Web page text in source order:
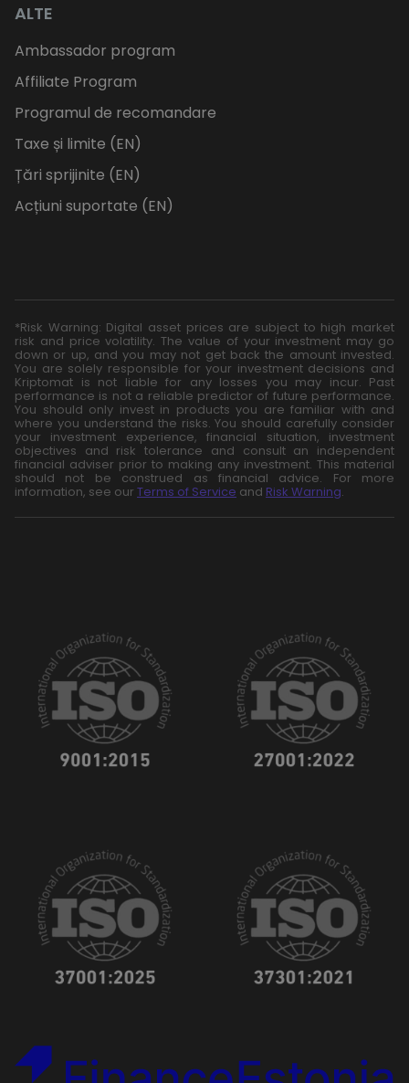
ALTE
Ambassador program
Affiliate Program
Programul de recomandare
Taxe și limite (EN)
Țări sprijinite (EN)
Acțiuni suportate (EN)
*Risk Warning: Digital asset prices are subject to high market
risk and price volatility. The value of your investment may go
down or up, and you may not get back the amount invested.
You are solely responsible for your investment decisions and
Kriptomat is not liable for any losses you may incur. Past
performance is not a reliable predictor of future performance.
You should only invest in products you are familiar with and
where you understand the risks. You should carefully consider
your investment experience, financial situation, investment
objectives and risk tolerance and consult an independent
financial adviser prior to making any investment. This material
should not be construed as financial advice. For more
information, see our Terms of Service and Risk Warning.